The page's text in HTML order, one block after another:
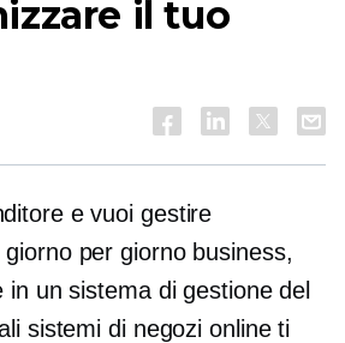
il tuo
e vuoi gestire
giorno per giornobusiness,
un sistema di gestione del
sistemi di negozi online ti